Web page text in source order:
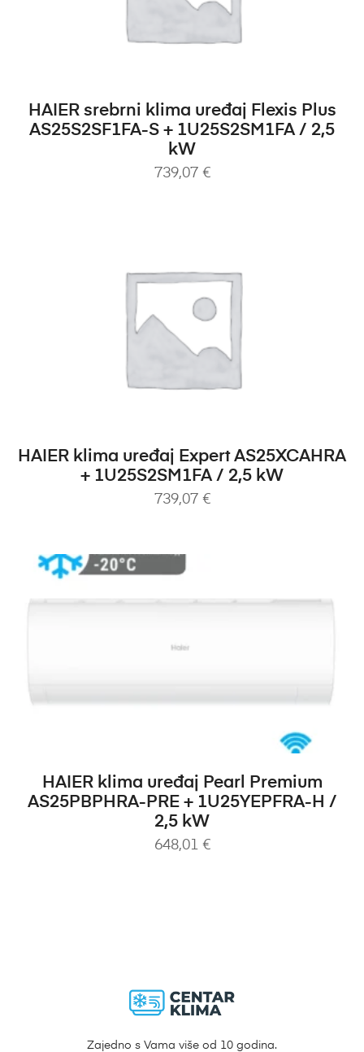
DODAJ U KOŠARICU
HAIER srebrni klima uređaj Flexis Plus
AS25S2SF1FA-S + 1U25S2SM1FA / 2,5
kW
739,07 €
DODAJ U KOŠARICU
HAIER klima uređaj Expert AS25XCAHRA
+ 1U25S2SM1FA / 2,5 kW
739,07 €
DODAJ U KOŠARICU
HAIER klima uređaj Pearl Premium
AS25PBPHRA-PRE + 1U25YEPFRA-H /
2,5 kW
648,01 €
Zajedno s Vama više od 10 godina.